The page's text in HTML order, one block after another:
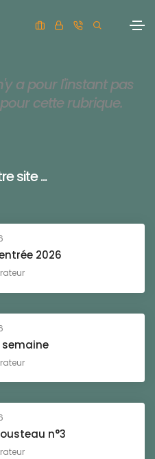
a pour l'instant pas
cette rubrique.
site ...
2026
semaine
n°3